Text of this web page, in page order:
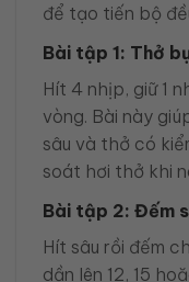
để tạo tiến bộ
Bài tập 1: Thở
Hít 4 nhịp, giữ 1
vòng. Bài này
sâu và thở có
soát hơi thở khi
Bài tập 2: Đếm
Hít sâu rồi đếm
dần lên 12, 15